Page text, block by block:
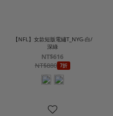
【NFL】女款短版電繡T_NYG-白/
深綠
NT$616
NT$880 7折